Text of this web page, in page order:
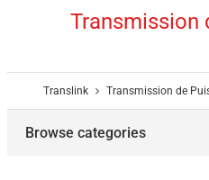
Transmission
Translink Transmission de
Browse categories